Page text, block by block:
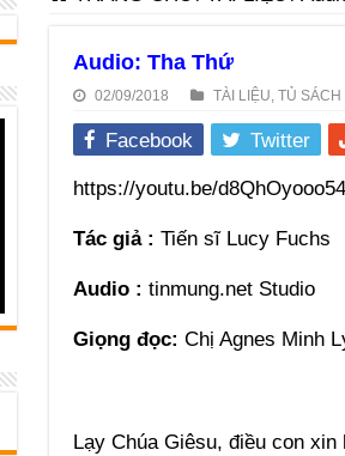
Audio: Tha Thứ
02/09/2018 TÀI LIỆU, TỦ SÁCH
Facebook Twitter
https://youtu.be/d8QhOyooo54
Tác giả : Tiến sĩ Lucy Fuchs
Audio : tinmung.net Studio
Giọng đọc: Chị Agnes Minh
Lạy Chúa Giêsu, điều con